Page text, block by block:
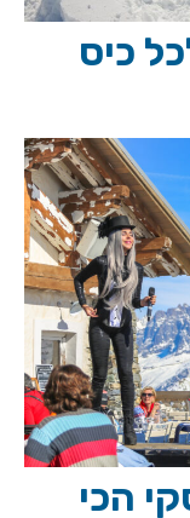
כיס
הכי